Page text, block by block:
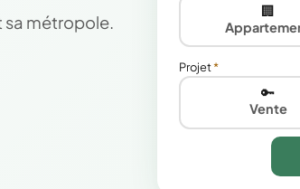
sa métropole.
🏢
Projet
🔑
Vente